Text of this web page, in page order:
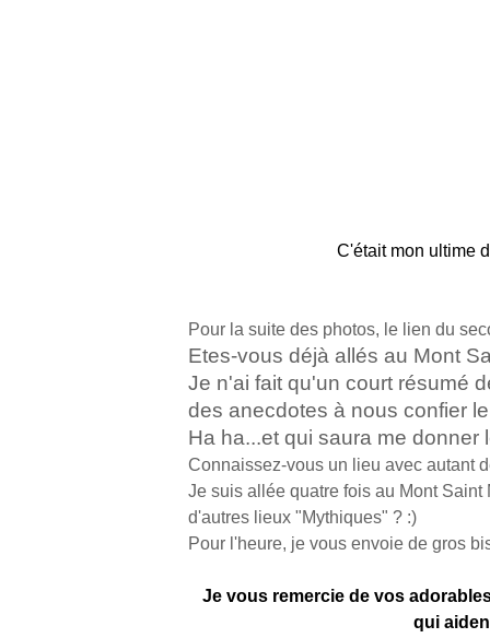
C'était mon ultime
Pour la suite des photos, le lien du
Etes-vous déjà allés au Mont
Je n'ai fait qu'un court résumé
des anecdotes à nous confier
Ha ha...et qui saura me
Connaissez-vous un lieu avec autant
Je suis allée quatre fois au Mont
d'autres lieux "Mythiques" ? :)
Pour l'heure, je vous envoie de gros
Je vous remercie de vos
qui